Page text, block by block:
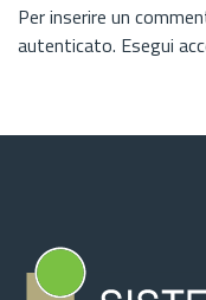
Per inserire un
autenticato. Esegui